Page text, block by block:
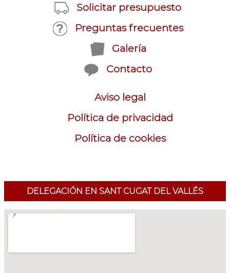
Solicitar presupuesto
Preguntas frecuentes
Galería
Contacto
Aviso legal
Política de privacidad
Política de cookies
DELEGACIÓN EN SANT CUGAT DEL VALLÉS